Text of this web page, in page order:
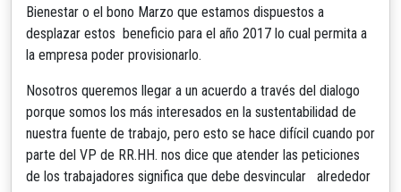
Bienestar o el bono Marzo que estamos dispuestos a
desplazar estos beneficio para el año 2017 lo cual permita a
la empresa poder provisionarlo.
Nosotros queremos llegar a un acuerdo a través del dialogo
porque somos los más interesados en la sustentabilidad de
nuestra fuente de trabajo, pero esto se hace difícil cuando por
parte del VP de RR.HH. nos dice que atender las peticiones
de los trabajadores significa que debe desvincular alrededor